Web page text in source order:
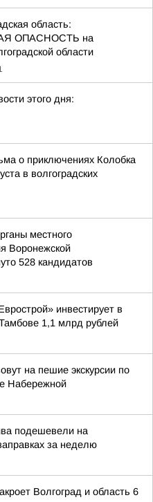
область:
ОПАСНОСТЬ на
области
этого дня:
о приключениях Колобка
в волгоградских
местного
Воронежской
528 кандидатов
инвестирует в
1,1 млрд рублей
на пешие экскурсии по
Набережной
подешевели на
за неделю
Волгоград и область 6